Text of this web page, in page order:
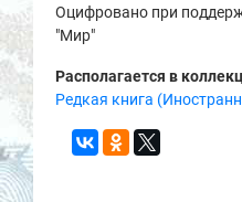
Оцифровано при
"Мир"
Располагается в
Редкая книга